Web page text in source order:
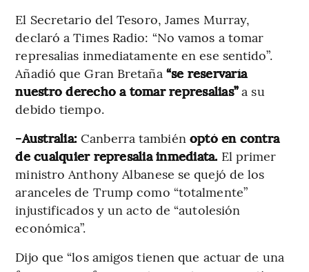
El Secretario del Tesoro, James Murray,
declaró a Times Radio: “No vamos a tomar
represalias inmediatamente en ese sentido”.
Añadió que Gran Bretaña “se reservaría
nuestro derecho a tomar represalias”a su
debido tiempo.
-Australia: Canberra también optó en contra
de cualquier represalia inmediata. El primer
ministro Anthony Albanese se quejó de los
aranceles de Trump como “totalmente”
injustificados y un acto de “autolesión
económica”.
Dijo que “los amigos tienen que actuar de una